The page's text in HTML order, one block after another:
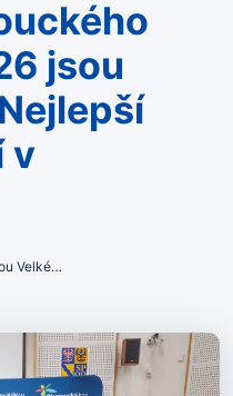
jsou
v
Velké…